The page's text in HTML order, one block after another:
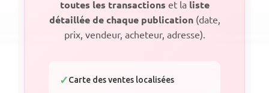
toutes les transactions et la liste
détaillée de chaque publication(date,
prix, vendeur, acheteur, adresse).
Carte des ventes localisées